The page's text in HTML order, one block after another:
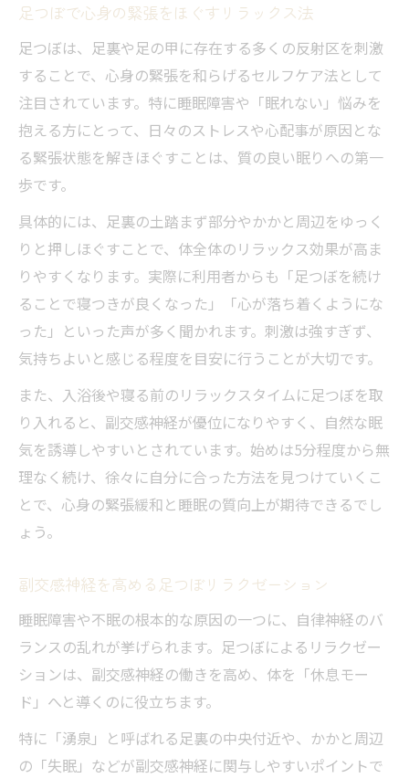
足つぼで心身の緊張をほぐすリラックス法
足つぼは、足裏や足の甲に存在する多くの反射区を刺激
することで、心身の緊張を和らげるセルフケア法として
注目されています。特に睡眠障害や「眠れない」悩みを
抱える方にとって、日々のストレスや心配事が原因とな
る緊張状態を解きほぐすことは、質の良い眠りへの第一
歩です。
具体的には、足裏の土踏まず部分やかかと周辺をゆっく
りと押しほぐすことで、体全体のリラックス効果が高ま
りやすくなります。実際に利用者からも「足つぼを続け
ることで寝つきが良くなった」「心が落ち着くようにな
った」といった声が多く聞かれます。刺激は強すぎず、
気持ちよいと感じる程度を目安に行うことが大切です。
また、入浴後や寝る前のリラックスタイムに足つぼを取
り入れると、副交感神経が優位になりやすく、自然な眠
気を誘導しやすいとされています。始めは5分程度から無
理なく続け、徐々に自分に合った方法を見つけていくこ
とで、心身の緊張緩和と睡眠の質向上が期待できるでし
ょう。
副交感神経を高める足つぼリラクゼーション
睡眠障害や不眠の根本的な原因の一つに、自律神経のバ
ランスの乱れが挙げられます。足つぼによるリラクゼー
ションは、副交感神経の働きを高め、体を「休息モー
ド」へと導くのに役立ちます。
特に「湧泉」と呼ばれる足裏の中央付近や、かかと周辺
の「失眠」などが副交感神経に関与しやすいポイントで